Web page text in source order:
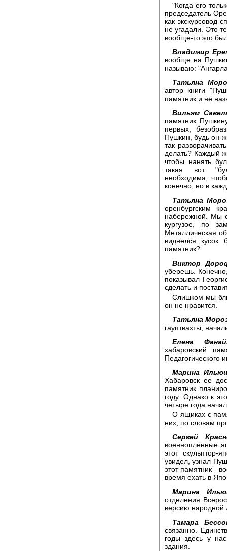
"Когда его
председатель
как экскурсовод
не угадали. Это
вообще-то это
Владимир
вообще на
называю:
Татьяна
автор книги
памятник и не
Вильям
памятник
первых,
Пушкин, будь он
так
делать? Каждый
чтобы нанять
такая вот
необходима,
конечно, но в
Татьяна
оренбургским
набережной. Мы
кургузое, по
Металлическая
виднелся кусок
памятник?
Виктор
уберешь.
показывал
сделать и
Слишком мы
он не нравится.
Татьяна
гауптвахты,
Елена
хабаровский
Педагогического
Марина
Хабаровск ее
памятник
году. Однако к
четыре года
О ящиках с
них, по словам
Сергей
военнопленные
этот
увидел, узнал
этот памятник -
время ехать в
Марина
отделения
версию народной
Тамара
связанно.
годы здесь у
здания.